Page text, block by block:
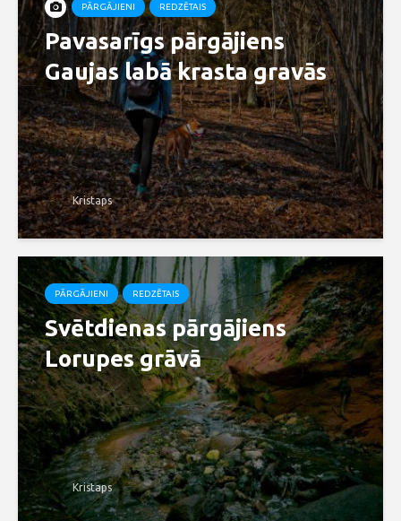
PĀRGĀJIENI REDZĒTAIS
Pavasarīgs pārgājiens
Gaujas labā krasta gravās
Kristaps
PĀRGĀJIENI REDZĒTAIS
Svētdienas pārgājiens
Lorupes grāvā
Kristaps